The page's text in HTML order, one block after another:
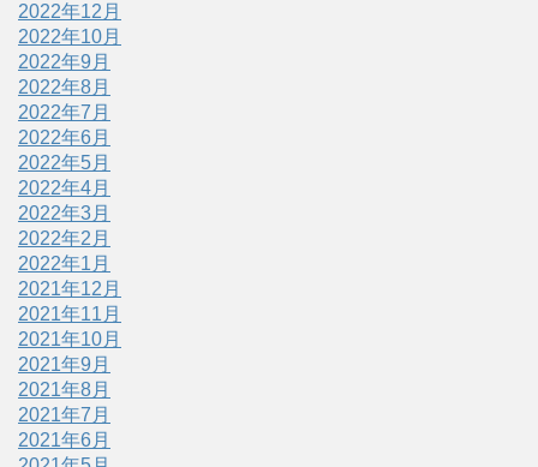
2022年12月
2022年10月
2022年9月
2022年8月
2022年7月
2022年6月
2022年5月
2022年4月
2022年3月
2022年2月
2022年1月
2021年12月
2021年11月
2021年10月
2021年9月
2021年8月
2021年7月
2021年6月